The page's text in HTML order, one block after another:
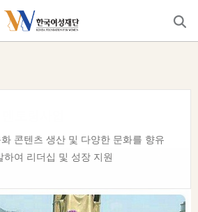
콘텐츠 생산 및 다양한 문화를 향유
여 리더십 및 성장 지원
향상을 위한 지원사업
모는 안심하는 마을만들기